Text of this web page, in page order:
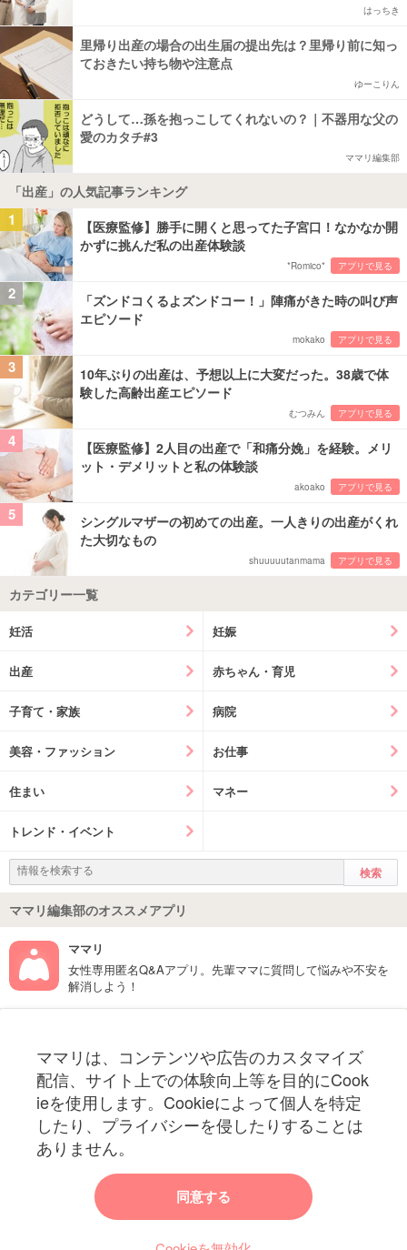
はっちき
里帰り出産の場合の出生届の提出先は？里帰り前に知っ
ておきたい持ち物や注意点
ゆーこりん
どうして…孫を抱っこしてくれないの？｜不器用な父の
愛のカタチ#3
ママリ編集部
「出産」の人気記事ランキング
1
【医療監修】勝手に開くと思ってた子宮口！なかなか開
かずに挑んだ私の出産体験談
*Romico* アプリで見る
2
「ズンドコくるよズンドコー！」陣痛がきた時の叫び声
エピソード
mokako アプリで見る
3
10年ぶりの出産は、予想以上に大変だった。38歳で体
験した高齢出産エピソード
むつみん アプリで見る
4
【医療監修】2人目の出産で「和痛分娩」を経験。メリ
ット・デメリットと私の体験談
akoako アプリで見る
5
シングルマザーの初めての出産。一人きりの出産がくれ
た大切なもの
shuuuuutanmama アプリで見る
カテゴリー一覧
妊活 妊娠
出産 赤ちゃん・育児
子育て・家族 病院
美容・ファッション お仕事
住まい マネー
トレンド・イベント
ママリ編集部のオススメアプリ
ママリ
女性専用匿名Q&Aアプリ。先輩ママに質問して悩みや不安を
解消しよう！
ママリは、コンテンツや広告のカスタマイズ
配信、サイト上での体験向上等を目的にCook
ieを使用します。Cookieによって個人を特定
したり、プライバシーを侵したりすることは
ありません。
同意する
妊娠〜子育て中のお役立ち情報を配信中
ママリからのお知らせ
今ママリで読みたい記事は何ですか？